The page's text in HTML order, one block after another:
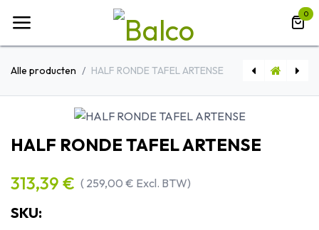
0
Alle producten HALF RONDE TAFEL ARTENSE
HALF RONDE TAFEL ARTENSE
313,39 € ( 259,00 € Excl. BTW)
SKU: